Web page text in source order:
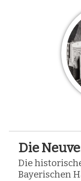
Die
Die
Bayerischen